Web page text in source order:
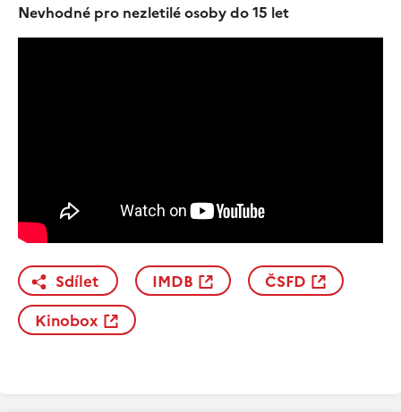
Nevhodné pro nezletilé osoby do 15 let
Sdílet IMDB
ČSFD
Kinobox